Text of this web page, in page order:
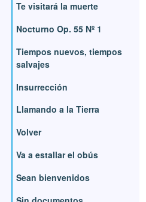
Te visitará la muerte
Nocturno Op. 55 Nº 1
Tiempos nuevos, tiempos
salvajes
Insurrección
Llamando a la Tierra
Volver
Va a estallar el obús
Sean bienvenidos